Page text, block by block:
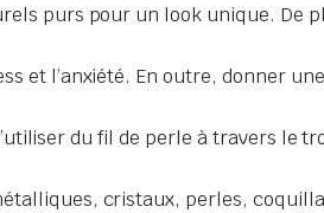
purs pour un look unique.
l’anxiété. En outre, donner
du fil de perle à travers le
cristaux, perles,